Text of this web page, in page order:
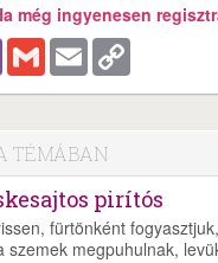
még ingyenesen
Viber Gmail Email
TÉMÁBAN
pirítós
fürtönként
szemek megpuhulnak,